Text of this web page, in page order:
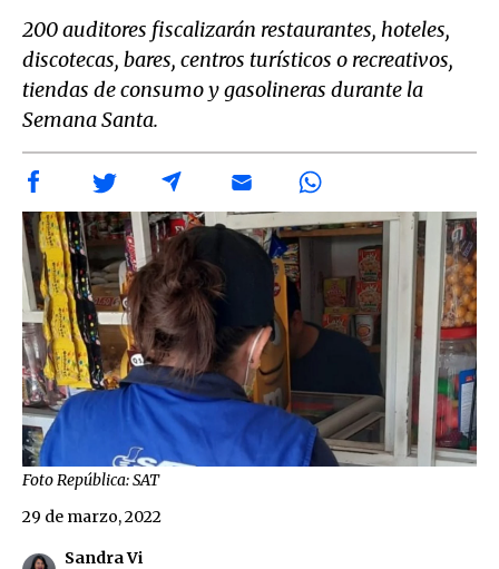
200 auditores fiscalizarán restaurantes, hoteles,
discotecas, bares, centros turísticos o recreativos,
tiendas de consumo y gasolineras durante la
Semana Santa.
Foto República: SAT
Sandra Vi
29 de marzo, 2022